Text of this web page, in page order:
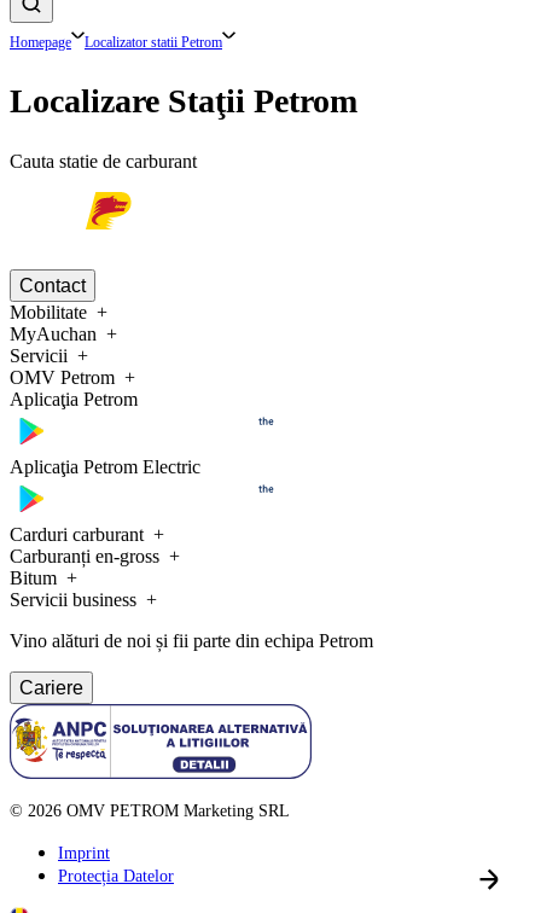
Homepage Localizator statii Petrom
Localizare Staţii Petrom
Cauta statie de carburant
Contact
Mobilitate
MyAuchan
Servicii
OMV Petrom
Aplicaţia Petrom
Aplicaţia Petrom Electric
Carduri carburant
Carburanți en-gross
Bitum
Servicii business
Vino alături de noi și fii parte din echipa Petrom
Cariere
© 2026 OMV PETROM Marketing SRL
Imprint
Protecția Datelor